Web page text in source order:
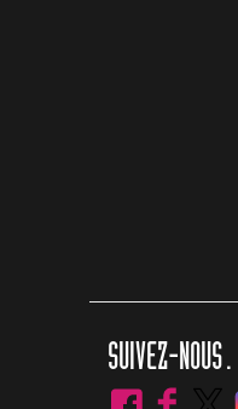
SUIVEZ-